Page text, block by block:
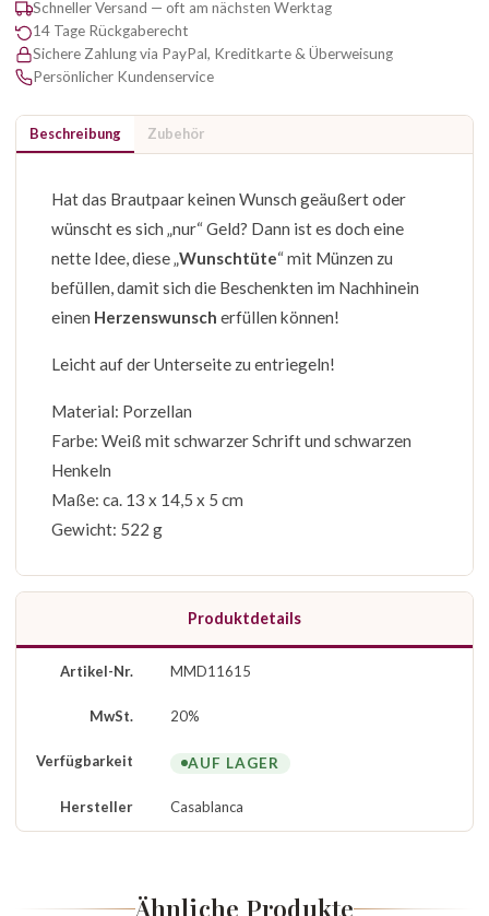
Schneller Versand — oft am nächsten Werktag
14 Tage Rückgaberecht
Sichere Zahlung via PayPal, Kreditkarte & Überweisung
Persönlicher Kundenservice
Beschreibung Zubehör
Hat das Brautpaar keinen Wunsch geäußert oder
wünscht es sich „nur“ Geld? Dann ist es doch eine
nette Idee, diese „Wunschtüte“ mit Münzen zu
befüllen, damit sich die Beschenkten im Nachhinein
einen Herzenswunsch erfüllen können!
Leicht auf der Unterseite zu entriegeln!
Material: Porzellan
Farbe: Weiß mit schwarzer Schrift und schwarzen
Henkeln
Maße: ca. 13 x 14,5 x 5 cm
Gewicht: 522 g
Produktdetails
Artikel-Nr. MMD11615
MwSt. 20%
Verfügbarkeit AUF LAGER
Hersteller Casablanca
Ähnliche Produkte